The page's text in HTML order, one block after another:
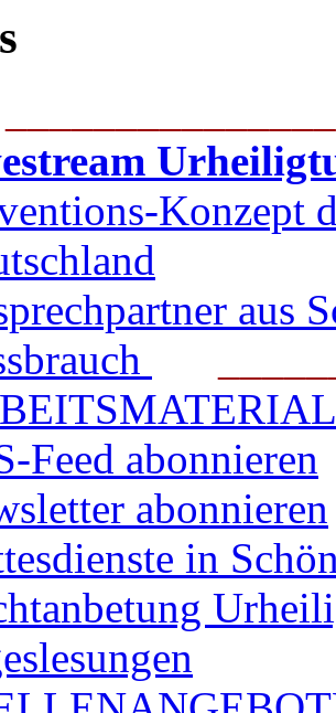
Konzept
aus
Feed abonnieren
abonnieren
in